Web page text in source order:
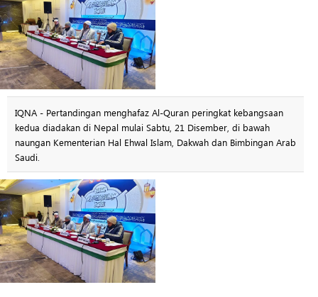
IQNA - Pertandingan menghafaz Al-Quran peringkat kebangsaan
kedua diadakan di Nepal mulai Sabtu, 21 Disember, di bawah
naungan Kementerian Hal Ehwal Islam, Dakwah dan Bimbingan Arab
Saudi.